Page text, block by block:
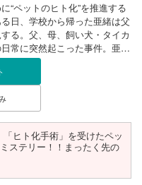
“ペットのヒト化”を推進する
日、学校から帰った亜緒は父
る。父、母、飼い犬・タイカ
常に突然起こった事件。亜緒
している犬とされるピットブ
目を向ける。この世界では人
問答無用で殺処分されること
大好きな父を亡くした今、大
失いたくない──。そう思っ
もに父の遺体の隠蔽に走り出
いうことにされ、茫然自失の
前に現れたのは、「ヒト化手
「ヒト化手術」を受けたペッ
ステリー！！まったく先の